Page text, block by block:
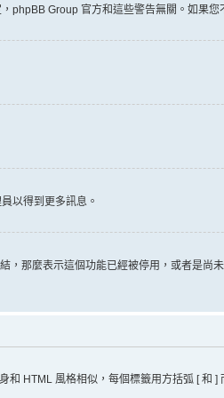
Group 官方和這些警告無關。如果
以得到更多訊息。
那麼表示這個功能已經被停用，或者是尚
HTML 風格相似，每個標籤用方括弧 [ 和